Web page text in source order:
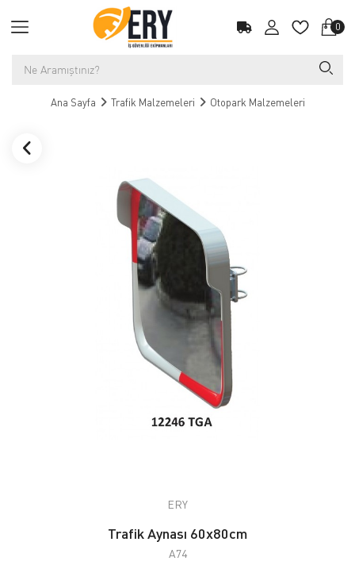
0
Ana Sayfa Trafik Malzemeleri Otopark Malzemeleri
ERY
Trafik Aynası 60x80cm
A74